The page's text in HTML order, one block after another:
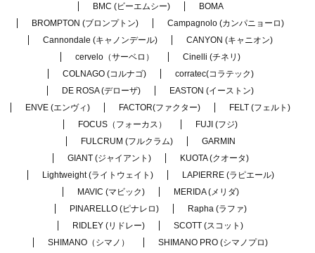
BMC (ビーエムシー)
BOMA
BROMPTON (ブロンプトン)
Campagnolo (カンパニョーロ)
Cannondale (キャノンデール)
CANYON (キャニオン)
cervelo（サーベロ）
Cinelli (チネリ)
COLNAGO (コルナゴ)
corratec(コラテック)
DE ROSA (デローザ)
EASTON (イーストン)
ENVE (エンヴィ)
FACTOR(ファクター)
FELT (フェルト)
FOCUS（フォーカス）
FUJI (フジ)
FULCRUM (フルクラム)
GARMIN
GIANT (ジャイアント)
KUOTA (クオータ)
Lightweight (ライトウェイト)
LAPIERRE (ラピエール)
MAVIC (マビック)
MERIDA (メリダ)
PINARELLO (ピナレロ)
Rapha (ラファ)
RIDLEY (リドレー)
SCOTT (スコット)
SHIMANO（シマノ）
SHIMANO PRO (シマノプロ)